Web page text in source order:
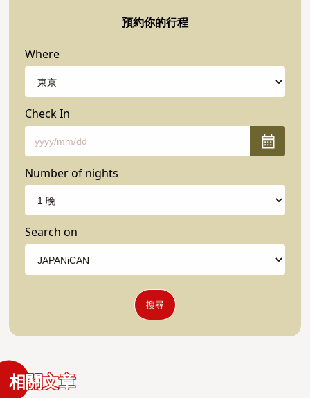
預約你的行程
Where
Check In
Number of nights
Search on
搜尋
相關文章